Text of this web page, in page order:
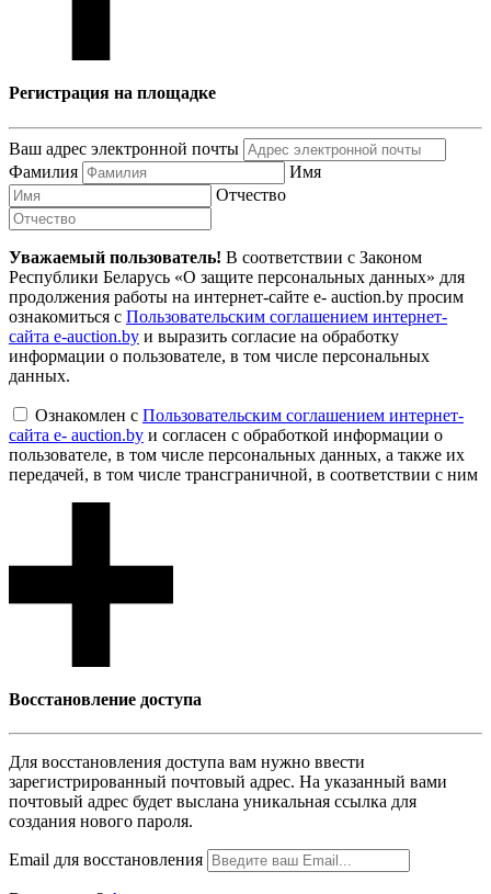
Регистрация на площадке
Ваш адрес электронной почты
Фамилия
Имя
Отчество
Уважаемый пользователь! В соответствии с Законом
Республики Беларусь «О защите персональных данных» для
продолжения работы на интернет-сайте e- auction.by просим
ознакомиться с Пользовательским соглашением интернет-
сайта e-auction.by и выразить согласие на обработку
информации о пользователе, в том числе персональных
данных.
Ознакомлен с Пользовательским соглашением интернет-
сайта e- auction.by и согласен с обработкой информации о
пользователе, в том числе персональных данных, а также их
передачей, в том числе трансграничной, в соответствии с ним
Восcтановление доступа
Для восcтановления доступа вам нужно ввести
зарегистрированный почтовый адрес. На указанный вами
почтовый адрес будет выслана уникальная ссылка для
создания нового пароля.
Email для восcтановления